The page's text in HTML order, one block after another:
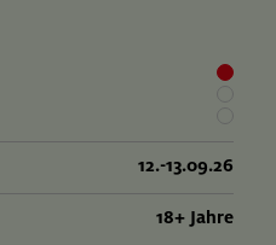
12.-13.09.26
18+ Jahre